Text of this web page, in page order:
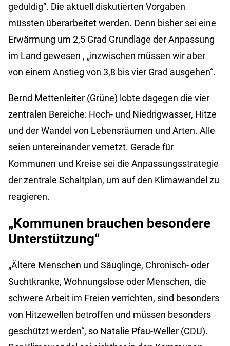
geduldig“. Die aktuell diskutierten Vorgaben
müssten überarbeitet werden. Denn bisher sei eine
Erwärmung um 2,5 Grad Grundlage der Anpassung
im Land gewesen , „inzwischen müssen wir aber
von einem Anstieg von 3,8 bis vier Grad ausgehen“.
Bernd Mettenleiter (Grüne) lobte dagegen die vier
zentralen Bereiche: Hoch- und Niedrigwasser, Hitze
und der Wandel von Lebensräumen und Arten. Alle
seien untereinander vernetzt. Gerade für
Kommunen und Kreise sei die Anpassungsstrategie
der zentrale Schaltplan, um auf den Klimawandel zu
reagieren.
„Kommunen brauchen besondere
Unterstützung“
„Ältere Menschen und Säuglinge, Chronisch- oder
Suchtkranke, Wohnungslose oder Menschen, die
schwere Arbeit im Freien verrichten, sind besonders
von Hitzewellen betroffen und müssen besonders
geschützt werden“, so Natalie Pfau-Weller (CDU).